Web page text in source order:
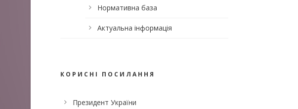
Нормативна база
Актуальна інформація
КОРИСНІ ПОСИЛАННЯ
Президент України